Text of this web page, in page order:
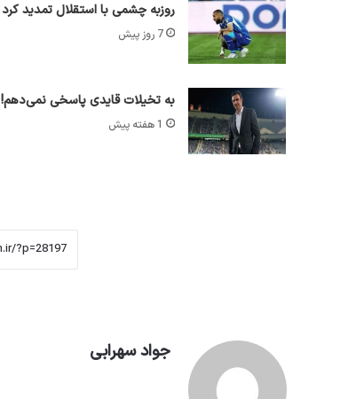
روزبه چشمی با استقلال تمدید کرد
7 روز پیش
به تخیلات قایدی پاسخی نمی‌دهم!
1 هفته پیش
جواد سهرابی